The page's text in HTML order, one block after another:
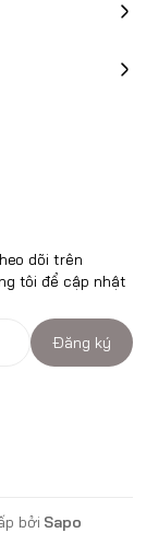
dõi trên
tôi để cập nhật
Đăng ký
bởi Sapo